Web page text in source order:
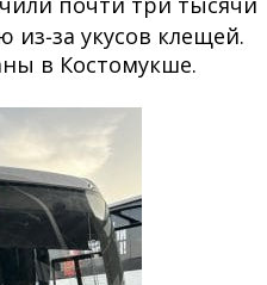
укусов клещей.
в Костомукше.